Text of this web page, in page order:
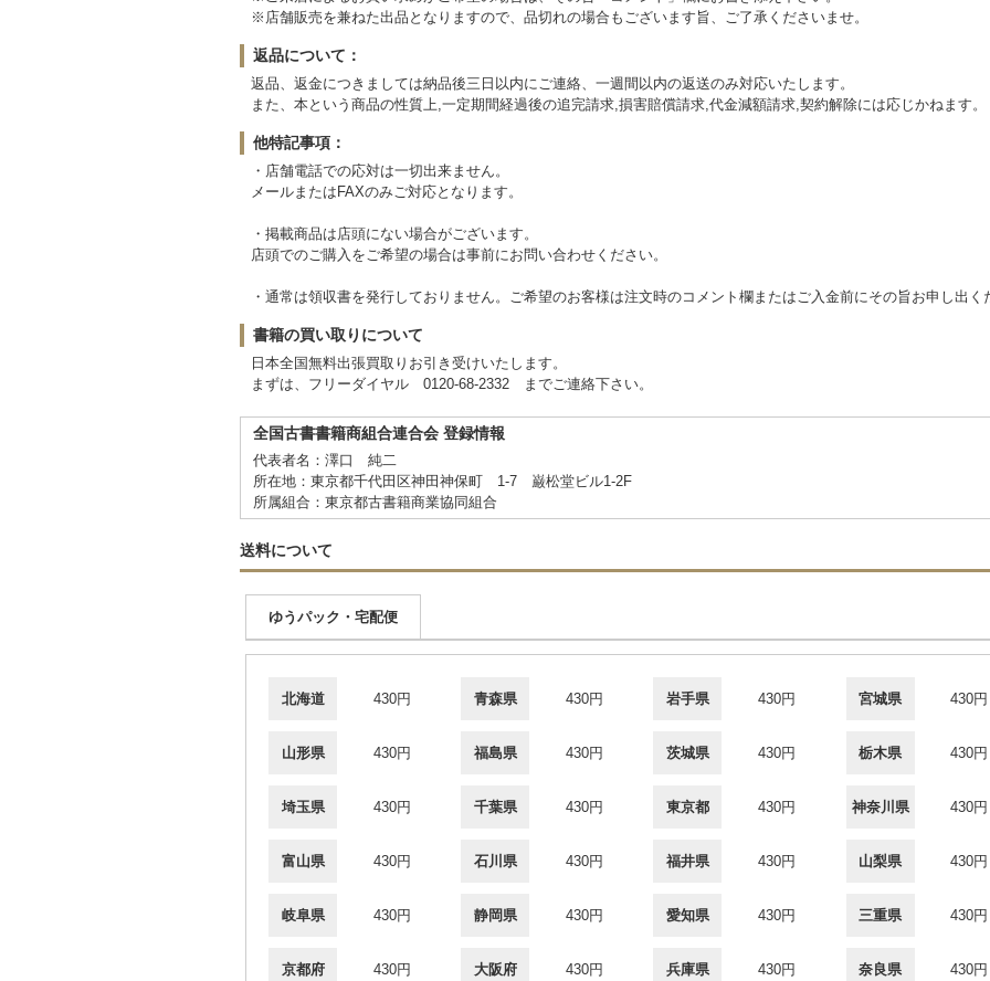
※店舗販売を兼ねた出品となりますので、品切れの場合もございます旨、ご了承くださいませ。
返品について：
返品、返金につきましては納品後三日以内にご連絡、一週間以内の返送のみ対応いたします。
また、本という商品の性質上,一定期間経過後の追完請求,損害賠償請求,代金減額請求,契約解除には応じかねます。
他特記事項：
・店舗電話での応対は一切出来ません。
メールまたはFAXのみご対応となります。
・掲載商品は店頭にない場合がございます。
店頭でのご購入をご希望の場合は事前にお問い合わせください。
・通常は領収書を発行しておりません。ご希望のお客様は注文時のコメント欄またはご入金前にその旨お申し出く
書籍の買い取りについて
日本全国無料出張買取りお引き受けいたします。
まずは、フリーダイヤル 0120-68-2332 までご連絡下さい。
全国古書書籍商組合連合会 登録情報
代表者名：澤口 純二
所在地：東京都千代田区神田神保町 1-7 巌松堂ビル1-2F
所属組合：東京都古書籍商業協同組合
送料について
ゆうパック・宅配便
北海道 430円 青森県 430円 岩手県 430円 宮城県 430円
山形県 430円 福島県 430円 茨城県 430円 栃木県 430円
埼玉県 430円 千葉県 430円 東京都 430円 神奈川県 430円
富山県 430円 石川県 430円 福井県 430円 山梨県 430円
岐阜県 430円 静岡県 430円 愛知県 430円 三重県 430円
京都府 430円 大阪府 430円 兵庫県 430円 奈良県 430円